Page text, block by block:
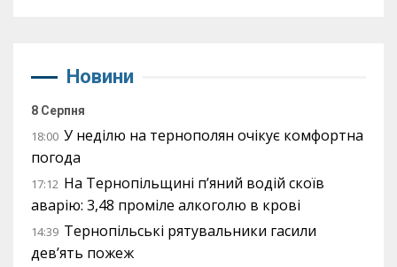
Новини
8 Серпня
18:00 У неділю на тернополян очікує комфортна
погода
17:12 На Тернопільщині п’яний водій скоїв
аварію: 3,48 проміле алкоголю в крові
14:39 Тернопільські рятувальники гасили
дев’ять пожеж